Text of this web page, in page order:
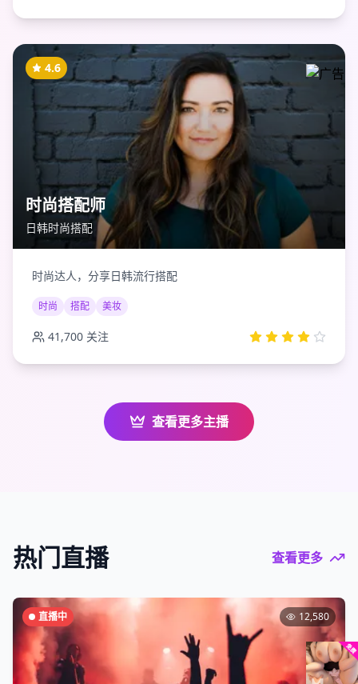
4.6
时尚搭配师
日韩时尚搭配
时尚达人，分享日韩流行搭配
时尚 搭配 美妆
41,700 关注
查看更多主播
热门直播 查看更多
直播中 12,580